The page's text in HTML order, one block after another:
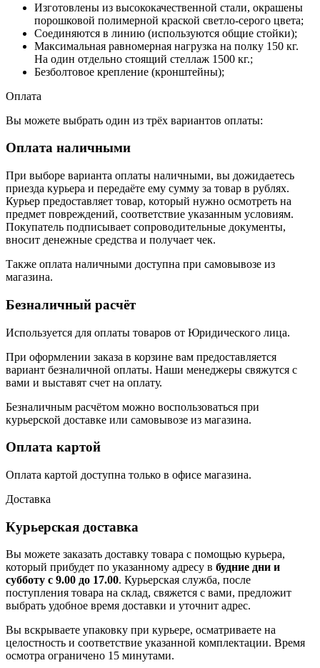
Изготовлены из высококачественной стали, окрашены
порошковой полимерной краской светло-серого цвета;
Соединяются в линию (используются общие стойки);
Максимальная равномерная нагрузка на полку 150 кг.
На один отдельно стоящий стеллаж 1500 кг.;
Безболтовое крепление (кронштейны);
Оплата
Вы можете выбрать один из трёх вариантов оплаты:
Оплата наличными
При выборе варианта оплаты наличными, вы дожидаетесь
приезда курьера и передаёте ему сумму за товар в рублях.
Курьер предоставляет товар, который нужно осмотреть на
предмет повреждений, соответствие указанным условиям.
Покупатель подписывает сопроводительные документы,
вносит денежные средства и получает чек.
Также оплата наличными доступна при самовывозе из
магазина.
Безналичный расчёт
Используется для оплаты товаров от Юридического лица.
При оформлении заказа в корзине вам предоставляется
вариант безналичной оплаты. Наши менеджеры свяжутся с
вами и выставят счет на оплату.
Безналичным расчётом можно воспользоваться при
курьерской доставке или самовывозе из магазина.
Оплата картой
Оплата картой доступна только в офисе магазина.
Доставка
Курьерская доставка
Вы можете заказать доставку товара с помощью курьера,
который прибудет по указанному адресу в будние дни и
субботу с 9.00 до 17.00. Курьерская служба, после
поступления товара на склад, свяжется с вами, предложит
выбрать удобное время доставки и уточнит адрес.
Вы вскрываете упаковку при курьере, осматриваете на
целостность и соответствие указанной комплектации. Время
осмотра ограничено 15 минутами.